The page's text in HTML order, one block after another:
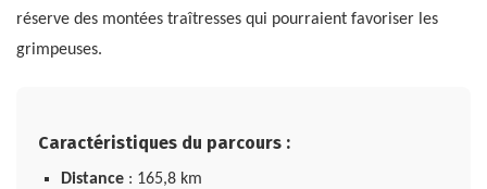
réserve des montées traîtresses qui pourraient favoriser les
grimpeuses.
Caractéristiques du parcours :
Distance: 165,8 km